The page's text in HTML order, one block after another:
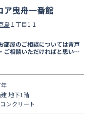
ア曳舟一番館
島１丁目1-1
部屋のご相談については青戸
ご相談いただければと思いま
地下1階
ンクリート